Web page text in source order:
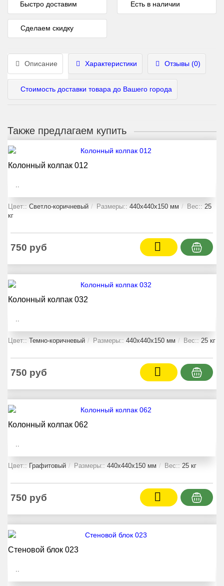
Быстро доставим Есть в наличии
Сделаем скидку
Описание Характеристики Отзывы (0)
Стоимость доставки товара до Вашего города
Также предлагаем купить
Колонный колпак 012
..
Цвет:: Светло-коричневый Размеры:: 440x440x150 мм Вес:: 25
кг
750 руб
Колонный колпак 032
..
Цвет:: Темно-коричневый Размеры:: 440x440x150 мм Вес:: 25 кг
750 руб
Колонный колпак 062
..
Цвет:: Графитовый Размеры:: 440x440x150 мм Вес:: 25 кг
750 руб
Стеновой блок 023
..